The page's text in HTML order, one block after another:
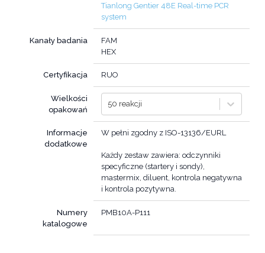
Tianlong Gentier 48E Real-time PCR
system
Kanały badania
FAM
HEX
Certyfikacja RUO
Wielkości
opakowań
50 reakcji
Informacje
dodatkowe
W pełni zgodny z ISO-13136/EURL
Każdy zestaw zawiera: odczynniki
specyficzne (startery i sondy),
mastermix, diluent, kontrola negatywna
i kontrola pozytywna.
Numery
katalogowe
PMB10A-P111